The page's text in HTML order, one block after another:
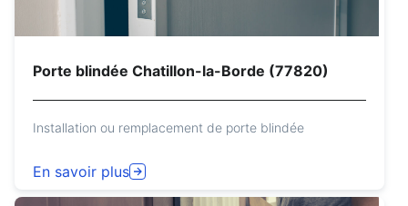
Porte blindée Chatillon-la-Borde (77820)
Installation ou remplacement de porte blindée
En savoir plus